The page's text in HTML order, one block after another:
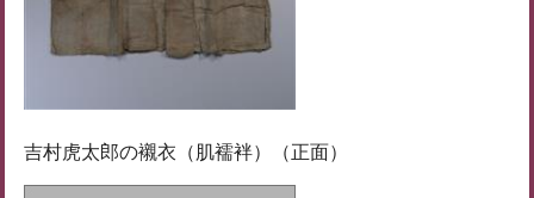
吉村虎太郎の襯衣（肌襦袢）（正面）